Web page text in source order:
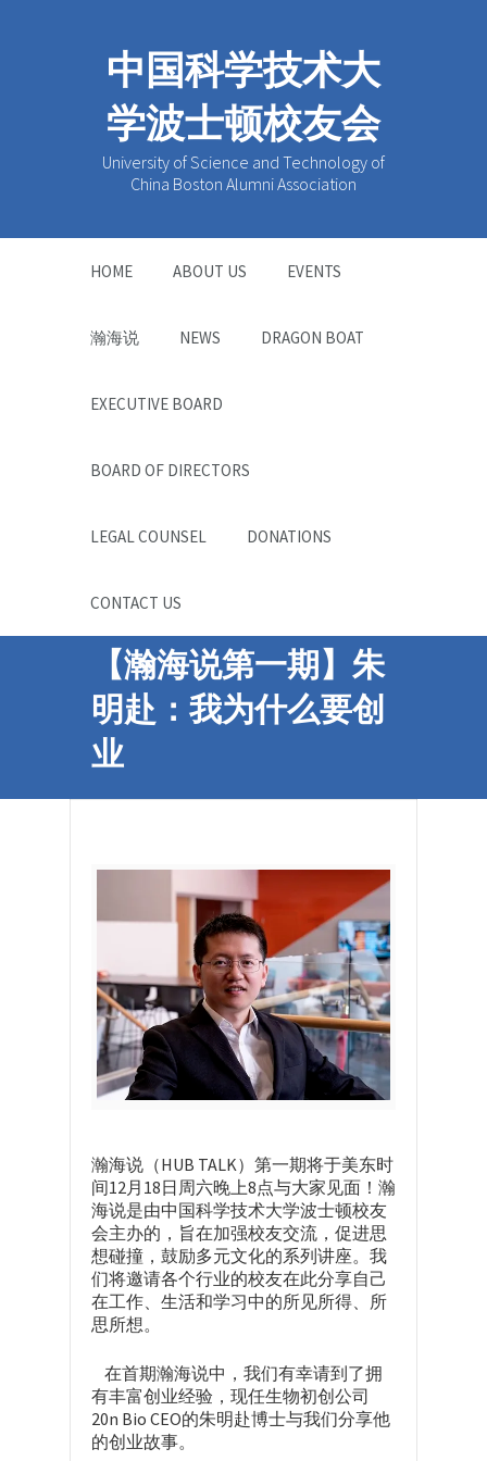
中国科学技术大
学波士顿校友会
University of Science and Technology of
China Boston Alumni Association
HOME ABOUT US EVENTS
瀚海说 NEWS DRAGON BOAT
EXECUTIVE BOARD
BOARD OF DIRECTORS
LEGAL COUNSEL DONATIONS
CONTACT US
【瀚海说第一期】朱
明赴：我为什么要创
业
瀚海说（HUB TALK）第一期将于美东时
间12月18日周六晚上8点与大家见面！瀚
海说是由中国科学技术大学波士顿校友
会主办的，旨在加强校友交流，促进思
想碰撞，鼓励多元文化的系列讲座。我
们将邀请各个行业的校友在此分享自己
在工作、生活和学习中的所见所得、所
思所想。
在首期瀚海说中，我们有幸请到了拥
有丰富创业经验，现任生物初创公司
20n Bio CEO的朱明赴博士与我们分享他
的创业故事。